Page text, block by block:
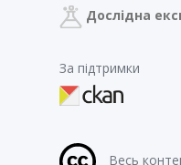
Дослідна
За підтримки
Весь